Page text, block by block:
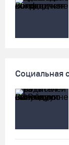
Город Кириллов
04.08.26 / 17:45
заключенным 11
04.08.26 / 17:18
Социальная